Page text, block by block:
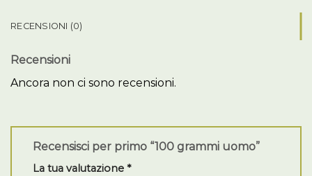
RECENSIONI (0)
Recensioni
Ancora non ci sono recensioni.
Recensisci per primo “100 grammi uomo”
La tua valutazione *